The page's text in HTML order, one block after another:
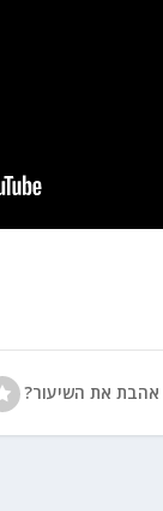
אהבת את השיעור?